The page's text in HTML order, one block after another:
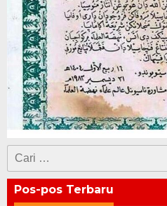
Cari
untuk:
Pos-pos Terbaru